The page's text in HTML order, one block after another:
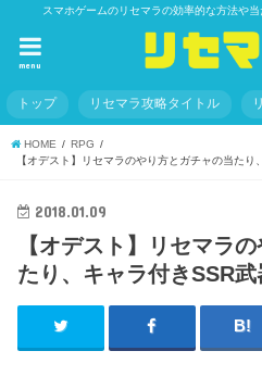
スマホゲームのリセマラの効率的な方法や
menu
トップ リセマラ攻略タイトル
HOME
RPG
【オデスト】リセマラのやり方とガチャの当たり
2018.01.09
【オデスト】リセマラ
たり、キャラ付きSSR武